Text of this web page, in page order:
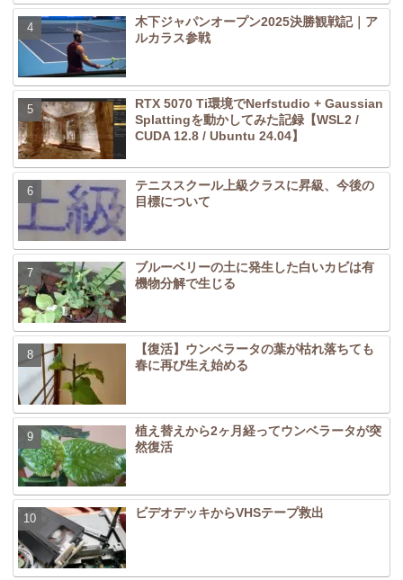
木下ジャパンオープン2025決勝観戦記｜ア
ルカラス参戦
RTX 5070 Ti環境でNerfstudio + Gaussian
Splattingを動かしてみた記録【WSL2 /
CUDA 12.8 / Ubuntu 24.04】
テニススクール上級クラスに昇級、今後の
目標について
ブルーベリーの土に発生した白いカビは有
機物分解で生じる
【復活】ウンベラータの葉が枯れ落ちても
春に再び生え始める
植え替えから2ヶ月経ってウンベラータが突
然復活
ビデオデッキからVHSテープ救出